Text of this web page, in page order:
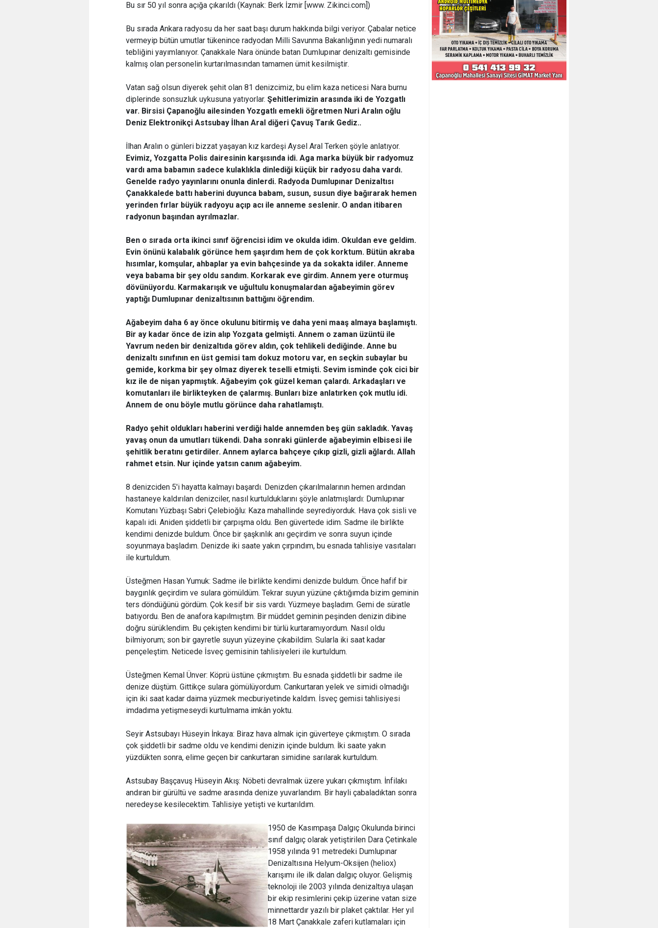
Bu sır 50 yıl sonra açığa çıkarıldı (Kaynak: Berk İzmir [www. Zikinci.com])
Bu sırada Ankara radyosu da her saat başı durum hakkında bilgi veriyor. Çabalar netice
vermeyip bütün umutlar tükenince radyodan Milli Savunma Bakanlığının yedi numaralı
tebliğini yayımlanıyor. Çanakkale Nara önünde batan Dumlupınar denizaltı gemisinde
kalmış olan personelin kurtarılmasından tamamen ümit kesilmiştir.
Vatan sağ olsun diyerek şehit olan 81 denizcimiz, bu elim kaza neticesi Nara burnu
diplerinde sonsuzluk uykusuna yatıyorlar. Şehitlerimizin arasında iki de Yozgatlı
var. Birsisi Çapanoğlu ailesinden Yozgatlı emekli öğretmen Nuri Aralın oğlu
Deniz Elektronikçi Astsubay İlhan Aral diğeri Çavuş Tarık Gediz..
İlhan Aralın o günleri bizzat yaşayan kız kardeşi Aysel Aral Terken şöyle anlatıyor.
Evimiz, Yozgatta Polis dairesinin karşısında idi. Aga marka büyük bir radyomuz
vardı ama babamın sadece kulaklıkla dinlediği küçük bir radyosu daha vardı.
Genelde radyo yayınlarını onunla dinlerdi. Radyoda Dumlupınar Denizaltısı
Çanakkalede battı haberini duyunca babam, susun, susun diye bağırarak hemen
yerinden fırlar büyük radyoyu açıp acı ile anneme seslenir. O andan itibaren
radyonun başından ayrılmazlar.
Ben o sırada orta ikinci sınıf öğrencisi idim ve okulda idim. Okuldan eve geldim.
Evin önünü kalabalık görünce hem şaşırdım hem de çok korktum. Bütün akraba
hısımlar, komşular, ahbaplar ya evin bahçesinde ya da sokakta idiler. Anneme
veya babama bir şey oldu sandım. Korkarak eve girdim. Annem yere oturmuş
dövünüyordu. Karmakarışık ve uğultulu konuşmalardan ağabeyimin görev
yaptığı Dumlupınar denizaltısının battığını öğrendim.
Ağabeyim daha 6 ay önce okulunu bitirmiş ve daha yeni maaş almaya başlamıştı.
Bir ay kadar önce de izin alıp Yozgata gelmişti. Annem o zaman üzüntü ile
Yavrum neden bir denizaltıda görev aldın, çok tehlikeli dediğinde. Anne bu
denizaltı sınıfının en üst gemisi tam dokuz motoru var, en seçkin subaylar bu
gemide, korkma bir şey olmaz diyerek teselli etmişti. Sevim isminde çok cici bir
kız ile de nişan yapmıştık. Ağabeyim çok güzel keman çalardı. Arkadaşları ve
komutanları ile birlikteyken de çalarmış. Bunları bize anlatırken çok mutlu idi.
Annem de onu böyle mutlu görünce daha rahatlamıştı.
Radyo şehit oldukları haberini verdiği halde annemden beş gün sakladık. Yavaş
yavaş onun da umutları tükendi. Daha sonraki günlerde ağabeyimin elbisesi ile
şehitlik beratını getirdiler. Annem aylarca bahçeye çıkıp gizli, gizli ağlardı. Allah
rahmet etsin. Nur içinde yatsın canım ağabeyim.
8 denizciden 5'i hayatta kalmayı başardı. Denizden çıkarılmalarının hemen ardından
hastaneye kaldırılan denizciler, nasıl kurtulduklarını şöyle anlatmışlardı: Dumlupınar
Komutanı Yüzbaşı Sabri Çelebioğlu: Kaza mahallinde seyrediyorduk. Hava çok sisli ve
kapalı idi. Aniden şiddetli bir çarpışma oldu. Ben güvertede idim. Sadme ile birlikte
kendimi denizde buldum. Önce bir şaşkınlık anı geçirdim ve sonra suyun içinde
soyunmaya başladım. Denizde iki saate yakın çırpındım, bu esnada tahlisiye vasıtaları
ile kurtuldum.
Üsteğmen Hasan Yumuk: Sadme ile birlikte kendimi denizde buldum. Önce hafif bir
baygınlık geçirdim ve sulara gömüldüm. Tekrar suyun yüzüne çıktığımda bizim geminin
ters döndüğünü gördüm. Çok kesif bir sis vardı. Yüzmeye başladım. Gemi de süratle
batıyordu. Ben de anafora kapılmıştım. Bir müddet geminin peşinden denizin dibine
doğru sürüklendim. Bu çekişten kendimi bir türlü kurtaramıyordum. Nasıl oldu
bilmiyorum; son bir gayretle suyun yüzeyine çıkabildim. Sularla iki saat kadar
pençeleştim. Neticede İsveç gemisinin tahlisiyeleri ile kurtuldum.
Üsteğmen Kemal Ünver: Köprü üstüne çıkmıştım. Bu esnada şiddetli bir sadme ile
denize düştüm. Gittikçe sulara gömülüyordum. Cankurtaran yelek ve simidi olmadığı
için iki saat kadar daima yüzmek mecburiyetinde kaldım. İsveç gemisi tahlisiyesi
imdadıma yetişmeseydi kurtulmama imkân yoktu.
Seyir Astsubayı Hüseyin İnkaya: Biraz hava almak için güverteye çıkmıştım. O sırada
çok şiddetli bir sadme oldu ve kendimi denizin içinde buldum. İki saate yakın
yüzdükten sonra, elime geçen bir cankurtaran simidine sarılarak kurtuldum.
Astsubay Başçavuş Hüseyin Akış: Nöbeti devralmak üzere yukarı çıkmıştım. İnfilakı
andıran bir gürültü ve sadme arasında denize yuvarlandım. Bir hayli çabaladıktan sonra
neredeyse kesilecektim. Tahlisiye yetişti ve kurtarıldım.
1950 de Kasımpaşa Dalgıç Okulunda birinci
sınıf dalgıç olarak yetiştirilen Dara Çetinkale
1958 yılında 91 metredeki Dumlupınar
Denizaltısına Helyum-Oksijen (heliox)
karışımı ile ilk dalan dalgıç oluyor. Gelişmiş
teknoloji ile 2003 yılında denizaltıya ulaşan
bir ekip resimlerini çekip üzerine vatan size
minnettardır yazılı bir plaket çaktılar. Her yıl
18 Mart Çanakkale zaferi kutlamaları için